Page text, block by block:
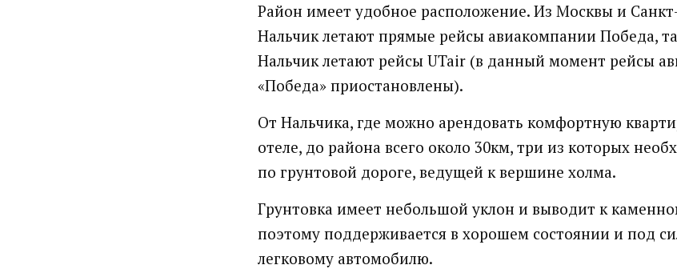
Район имеет удобное расположение. Из Москвы и
Нальчик летают прямые рейсы авиакомпании Победа,
Нальчик летают рейсы UTair (в данный момент рейсы
«Победа» приостановлены).
От Нальчика, где можно арендовать комфортную
отеле, до района всего около 30км, три из которых
по грунтовой дороге, ведущей к вершине холма.
Грунтовка имеет небольшой уклон и выводит к
поэтому поддерживается в хорошем состоянии и под
легковому автомобилю.